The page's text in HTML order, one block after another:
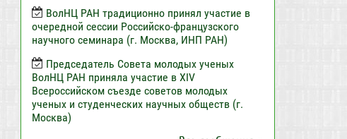
ВолНЦ РАН традиционно принял участие в
очередной сессии Российско-французского
научного семинара (г. Москва, ИНП РАН)
Председатель Совета молодых ученых
ВолНЦ РАН приняла участие в XIV
Всероссийском съезде советов молодых
ученых и студенческих научных обществ (г.
Москва)